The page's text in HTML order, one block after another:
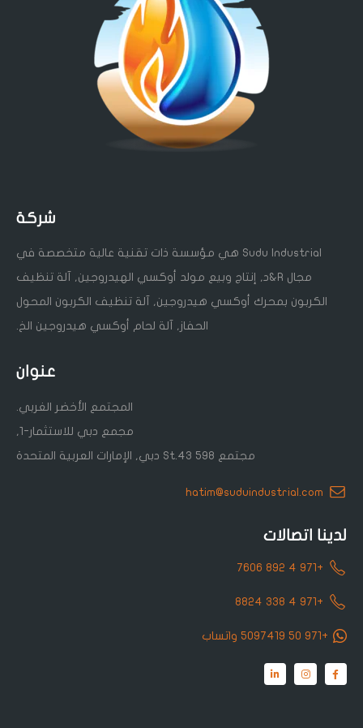
شركة
Sudu Industrial هي مؤسسة ذات تقنية عالية متخصصة في
مجال R&د, إنتاج وبيع مولد أوكسي الهيدروجين, آلة تنظيف
الكربون بمحرك أوكسي هيدروجين, آلة تنظيف الكربون المحول
الحفاز, آلة لحام أوكسي هيدروجين الخ.
عنوان
المجتمع الأخضر الغربي.
مجمع دبي للاستثمار-1,
مجتمع St.43 598 دبي, الإمارات العربية المتحدة
hatim@suduindustrial.com
لدينا اتصالات
+971 4 892 7606
+971 4 338 8824
+971 50 5097419 واتساب